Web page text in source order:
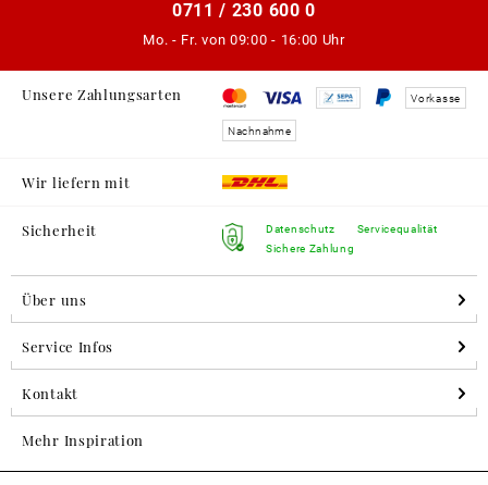
0711 / 230 600 0
Mo. - Fr. von 09:00 - 16:00 Uhr
Unsere Zahlungsarten Vorkasse
Nachnahme
Wir liefern mit
Sicherheit
Datenschutz
Sichere Zahlung
Servicequalität
Über uns
Service Infos
Kontakt
Mehr Inspiration